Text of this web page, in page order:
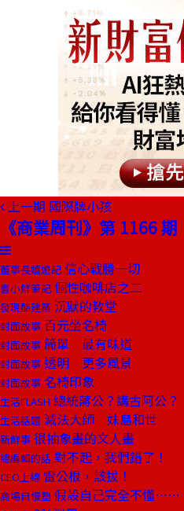
上一期 國際牌小孩
《商業周刊》第 1166 期
董事長嬉遊記 信心戰勝一切
嘗小鮮筆記 個性咖啡店之二
發現酷建築 沉默的教堂
封面故事 百元坐名椅
封面故事 簡單 最有味道
封面故事 透明 更多風景
封面故事 名椅印象
生活FLASH 總統蔣公？講古阿公？
生活話題 減法大師 妹島和世
新鮮事 很抽象畫的文人畫
總編輯的話 對不起，我們錯了！
CEO上線 雷公根，該拔！
商場自慢塾 假設自己完全不懂……